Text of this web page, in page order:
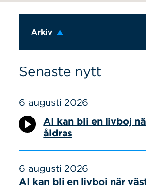
Arkiv
Senaste nytt
6 augusti 2026
AI kan bli en livboj
åldras
6 augusti 2026
AI kan bli en livboj när